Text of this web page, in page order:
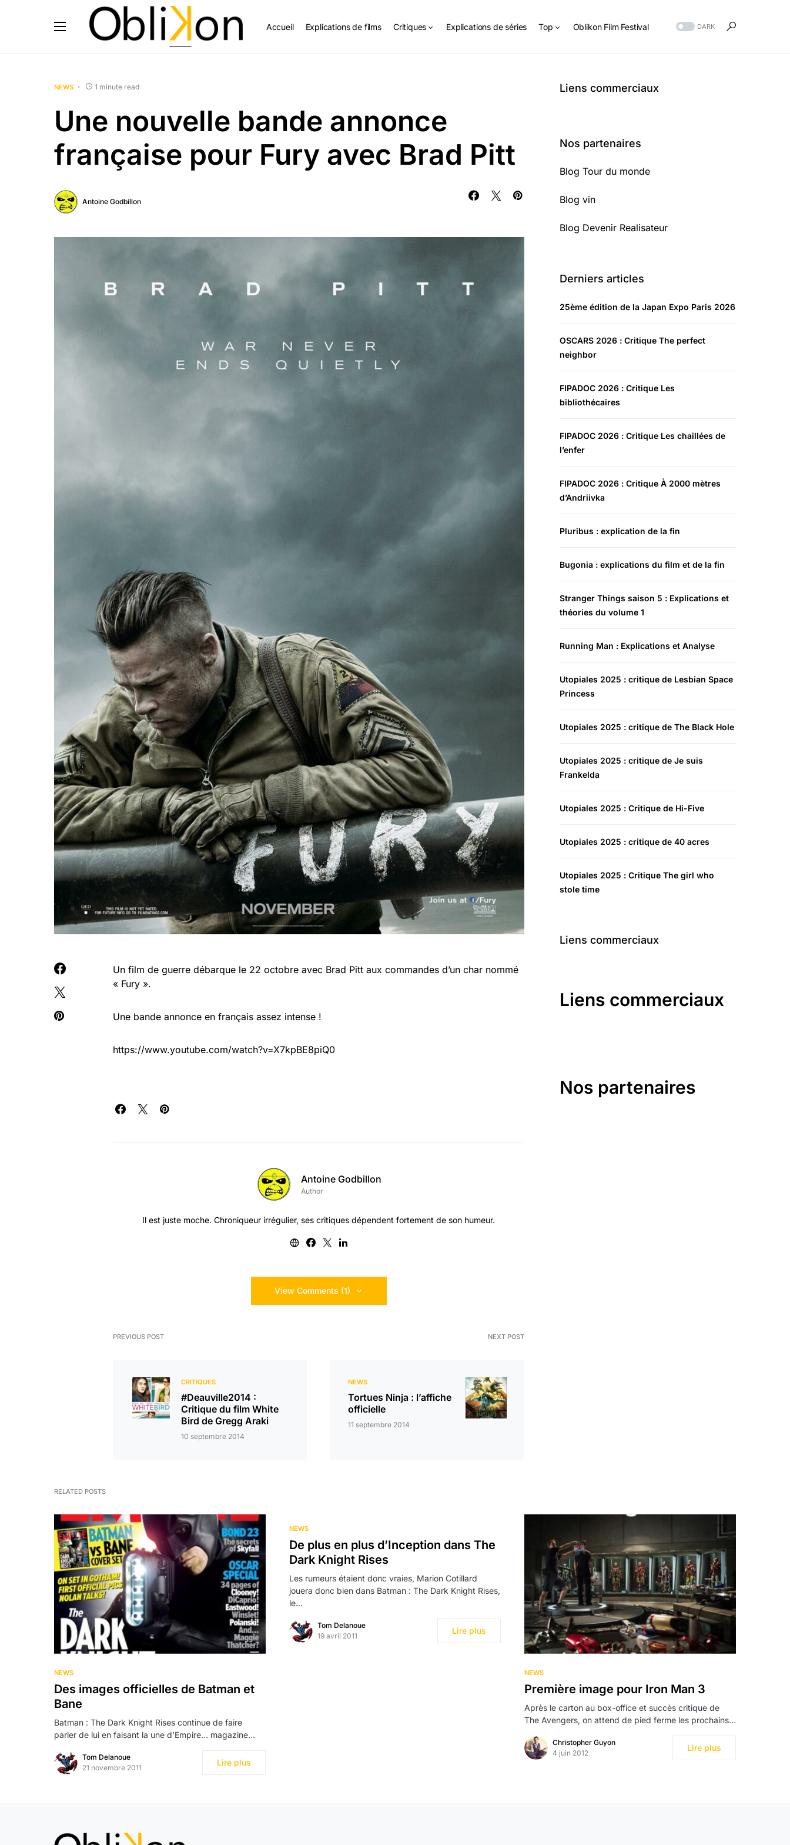
Accueil Explications de films Critiques Explications de séries Top Oblikon Film Festival DARK
NEWS 1 minute read
Une nouvelle bande annonce
française pour Fury avec Brad Pitt
Antoine Godbillon
Un film de guerre débarque le 22 octobre avec Brad Pitt aux commandes d’un char nommé
« Fury ».
Une bande annonce en français assez intense !
https://www.youtube.com/watch?v=X7kpBE8piQ0
Antoine Godbillon
Author
Il est juste moche. Chroniqueur irrégulier, ses critiques dépendent fortement de son humeur.
View Comments (1)
PREVIOUS POST
CRITIQUES
#Deauville2014 :
Critique du film White
Bird de Gregg Araki
10 septembre 2014
NEXT POST
NEWS
Tortues Ninja : l’affiche
officielle
11 septembre 2014
Liens commerciaux
Nos partenaires
Blog Tour du monde
Blog vin
Blog Devenir Realisateur
Derniers articles
25ème édition de la Japan Expo Paris 2026
OSCARS 2026 : Critique The perfect
neighbor
FIPADOC 2026 : Critique Les
bibliothécaires
FIPADOC 2026 : Critique Les chaillées de
l’enfer
FIPADOC 2026 : Critique À 2000 mètres
d’Andriivka
Pluribus : explication de la fin
Bugonia : explications du film et de la fin
Stranger Things saison 5 : Explications et
théories du volume 1
Running Man : Explications et Analyse
Utopiales 2025 : critique de Lesbian Space
Princess
Utopiales 2025 : critique de The Black Hole
Utopiales 2025 : critique de Je suis
Frankelda
Utopiales 2025 : Critique de Hi-Five
Utopiales 2025 : critique de 40 acres
Utopiales 2025 : Critique The girl who
stole time
Liens commerciaux
Liens commerciaux
Nos partenaires
RELATED POSTS
NEWS
Des images officielles de Batman et
Bane
Batman : The Dark Knight Rises continue de faire
parler de lui en faisant la une d’Empire… magazine…
Tom Delanoue
21 novembre 2011
Lire plus
NEWS
De plus en plus d’Inception dans The
Dark Knight Rises
Les rumeurs étaient donc vraies, Marion Cotillard
jouera donc bien dans Batman : The Dark Knight Rises,
le…
Tom Delanoue
19 avril 2011
Lire plus
NEWS
Première image pour Iron Man 3
Après le carton au box-office et succès critique de
The Avengers, on attend de pied ferme les prochains…
Christopher Guyon
4 juin 2012
Lire plus